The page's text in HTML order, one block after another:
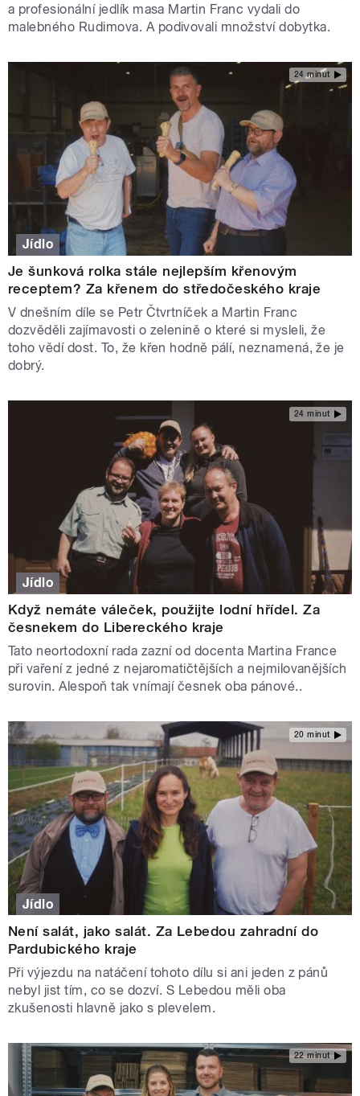
a profesionální jedlík masa Martin Franc vydali do
malebného Rudimova. A podivovali množství dobytka.
24 minut
Jídlo
Je šunková rolka stále nejlepším křenovým
receptem? Za křenem do středočeského kraje
V dnešním díle se Petr Čtvrtníček a Martin Franc
dozvěděli zajímavosti o zelenině o které si mysleli, že
toho vědí dost. To, že křen hodně pálí, neznamená, že je
dobrý.
24 minut
Jídlo
Když nemáte váleček, použijte lodní hřídel. Za
česnekem do Libereckého kraje
Tato neortodoxní rada zazní od docenta Martina France
při vaření z jedné z nejaromatičtějších a nejmilovanějších
surovin. Alespoň tak vnímají česnek oba pánové..
20 minut
Jídlo
Není salát, jako salát. Za Lebedou zahradní do
Pardubického kraje
Při výjezdu na natáčení tohoto dílu si ani jeden z pánů
nebyl jist tím, co se dozví. S Lebedou měli oba
zkušenosti hlavně jako s plevelem.
22 minut